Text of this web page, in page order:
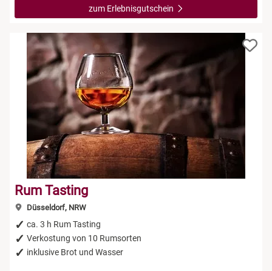
zum Erlebnisgutschein
Rum Tasting
Düsseldorf, NRW
ca. 3 h Rum Tasting
Verkostung von 10 Rumsorten
inklusive Brot und Wasser